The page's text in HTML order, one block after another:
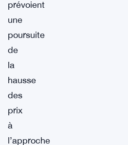
prévoient
une
poursuite
de
la
hausse
des
prix
à
l’approche